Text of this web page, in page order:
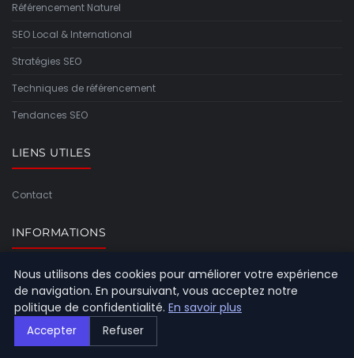
Référencement Naturel
SEO Local & International
Stratégies SEO
Techniques de référencement
Tendances SEO
LIENS UTILES
Contact
INFORMATIONS
Plan du site
© 2026 Referencement Europeen. Tous droits réservés.
Nous utilisons des cookies pour améliorer votre expérience
de navigation. En poursuivant, vous acceptez notre
politique de confidentialité. En savoir plus
Accepter Refuser